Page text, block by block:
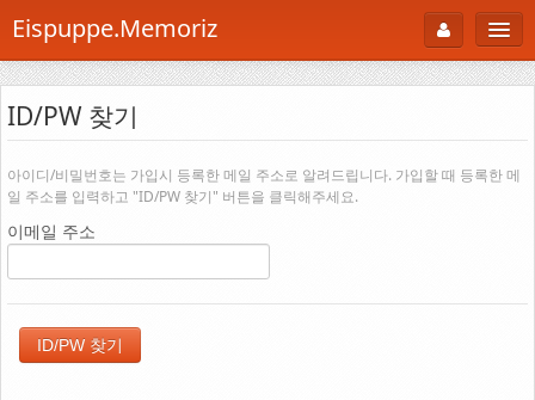
Eispuppe.Memoriz
About
AboutTori
Photo
B Cut
Portfolio
ID/PW 찾기
아이디/비밀번호는 가입시 등록한 메일 주소로 알려드립니다. 가입할 때 등록한 메
일 주소를 입력하고 "ID/PW 찾기" 버튼을 클릭해주세요.
이메일 주소